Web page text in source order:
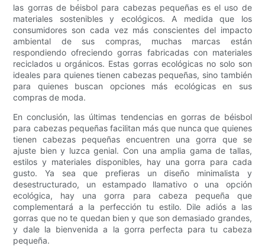
las gorras de béisbol para cabezas pequeñas es el uso de
materiales sostenibles y ecológicos. A medida que los
consumidores son cada vez más conscientes del impacto
ambiental de sus compras, muchas marcas están
respondiendo ofreciendo gorras fabricadas con materiales
reciclados u orgánicos. Estas gorras ecológicas no solo son
ideales para quienes tienen cabezas pequeñas, sino también
para quienes buscan opciones más ecológicas en sus
compras de moda.
En conclusión, las últimas tendencias en gorras de béisbol
para cabezas pequeñas facilitan más que nunca que quienes
tienen cabezas pequeñas encuentren una gorra que se
ajuste bien y luzca genial. Con una amplia gama de tallas,
estilos y materiales disponibles, hay una gorra para cada
gusto. Ya sea que prefieras un diseño minimalista y
desestructurado, un estampado llamativo o una opción
ecológica, hay una gorra para cabeza pequeña que
complementará a la perfección tu estilo. Dile adiós a las
gorras que no te quedan bien y que son demasiado grandes,
y dale la bienvenida a la gorra perfecta para tu cabeza
pequeña.